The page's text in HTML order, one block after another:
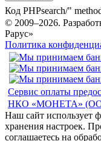
Код PHPsearch/"
© 2009–2026.
Рарус»
Политика
Сервис оплаты
НКО «МОНЕТА»
Наш сайт использует
хранения настроек.
соглашаетесь на